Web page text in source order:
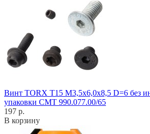
Винт TORX T15 M3,5x6,0x8,5 D=6 без
упаковки CMT 990.077.00/65
197 р.
В корзину